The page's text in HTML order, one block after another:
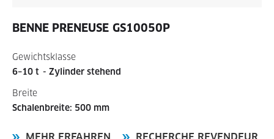
BENNE PRENEUSE GS10050P
Gewichtsklasse
6–10 t - Zylinder stehend
Breite
Schalenbreite: 500 mm